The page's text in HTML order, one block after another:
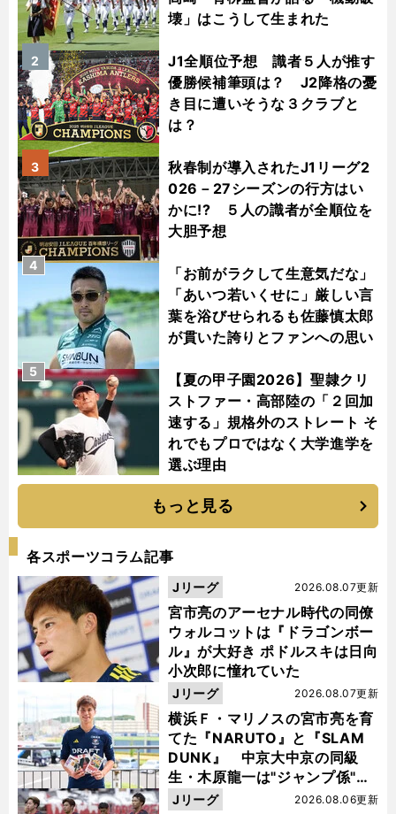
壊」はこうして生まれた
J1全順位予想 識者５人が推す
優勝候補筆頭は？ J2降格の憂
き目に遭いそうな３クラブと
は？
2
秋春制が導入されたJ1リーグ2
026－27シーズンの行方はい
かに!? ５人の識者が全順位を
大胆予想
3
「お前がラクして生意気だな」
「あいつ若いくせに」厳しい言
葉を浴びせられるも佐藤慎太郎
が貫いた誇りとファンへの思い
4
【夏の甲子園2026】聖隷クリ
ストファー・高部陸の「２回加
速する」規格外のストレート そ
れでもプロではなく大学進学を
選ぶ理由
5
もっと見る
各スポーツコラム記事
宮市亮のアーセナル時代の同僚
ウォルコットは『ドラゴンボー
ル』が大好き ポドルスキは日向
小次郎に憧れていた
2026.08.07更新
Jリーグ
横浜Ｆ・マリノスの宮市亮を育
てた『NARUTO』と『SLAM
DUNK』 中京大中京の同級
生・木原龍一は"ジャンプ係"だ
った
2026.08.07更新
Jリーグ
2026.08.06更新
Jリーグ